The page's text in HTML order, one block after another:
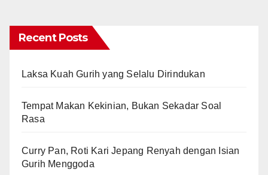
Recent Posts
Laksa Kuah Gurih yang Selalu Dirindukan
Tempat Makan Kekinian, Bukan Sekadar Soal
Rasa
Curry Pan, Roti Kari Jepang Renyah dengan Isian
Gurih Menggoda